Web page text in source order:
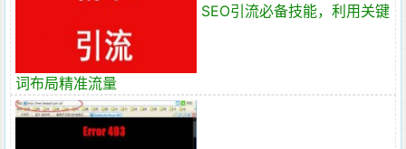
SEO引流必备技能，利用关键
词布局精准流量